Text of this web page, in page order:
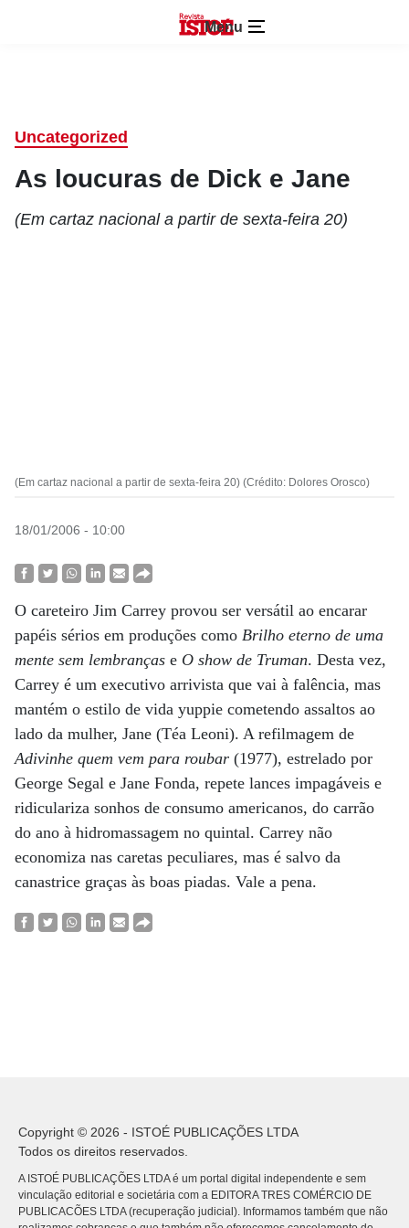
Menu
Uncategorized
As loucuras de Dick e Jane
(Em cartaz nacional a partir de sexta-feira 20)
(Em cartaz nacional a partir de sexta-feira 20) (Crédito: Dolores Orosco)
18/01/2006 - 10:00
O careteiro Jim Carrey provou ser versátil ao encarar
papéis sérios em produções como Brilho eterno de uma
mente sem lembranças e O show de Truman. Desta vez,
Carrey é um executivo arrivista que vai à falência, mas
mantém o estilo de vida yuppie cometendo assaltos ao
lado da mulher, Jane (Téa Leoni). A refilmagem de
Adivinhe quem vem para roubar (1977), estrelado por
George Segal e Jane Fonda, repete lances impagáveis e
ridiculariza sonhos de consumo americanos, do carrão
do ano à hidromassagem no quintal. Carrey não
economiza nas caretas peculiares, mas é salvo da
canastrice graças às boas piadas. Vale a pena.
Copyright © 2026 - ISTOÉ PUBLICAÇÕES LTDA
Todos os direitos reservados.
A ISTOÉ PUBLICAÇÕES LTDA é um portal digital independente e sem
vinculação editorial e societária com a EDITORA TRES COMÉRCIO DE
PUBLICACÕES LTDA (recuperação judicial). Informamos também que não